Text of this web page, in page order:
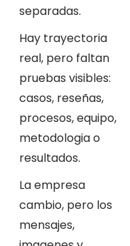
separadas.
Hay trayectoria
real, pero faltan
pruebas visibles:
casos, reseñas,
procesos, equipo,
metodologia o
resultados.
La empresa
cambio, pero los
mensajes,